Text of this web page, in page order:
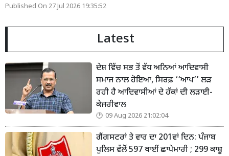
Published On 27 Jul 2026 19:35:52
Latest
ਦੇਸ਼ ਵਿੱਚ ਸਭ ਤੋਂ ਵੱਧ ਅਨਿਆਂ ਆਦਿਵਾਸੀ
ਸਮਾਜ ਨਾਲ ਹੋਇਆ, ਸਿਰਫ਼ ‘‘ਆਪ’’ ਲੜ
ਰਹੀ ਹੈ ਆਦਿਵਾਸੀਆਂ ਦੇ ਹੱਕਾਂ ਦੀ ਲੜਾਈ-
ਕੇਜਰੀਵਾਲ
09 Aug 2026 21:02:04
ਗੈਂਗਸਟਰਾਂ ਤੇ ਵਾਰ ਦਾ 201ਵਾਂ ਦਿਨ: ਪੰਜਾਬ
ਪੁਲਿਸ ਵੱਲੋਂ 597 ਥਾਈਂ ਛਾਪੇਮਾਰੀ ; 299 ਕਾਬੂ